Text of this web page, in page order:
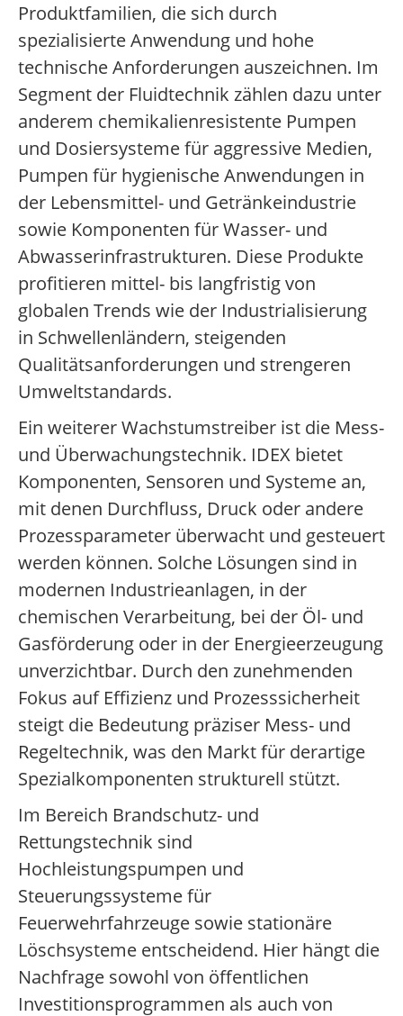
Produktfamilien, die sich durch
spezialisierte Anwendung und hohe
technische Anforderungen auszeichnen. Im
Segment der Fluidtechnik zählen dazu unter
anderem chemikalienresistente Pumpen
und Dosiersysteme für aggressive Medien,
Pumpen für hygienische Anwendungen in
der Lebensmittel- und Getränkeindustrie
sowie Komponenten für Wasser- und
Abwasserinfrastrukturen. Diese Produkte
profitieren mittel- bis langfristig von
globalen Trends wie der Industrialisierung
in Schwellenländern, steigenden
Qualitätsanforderungen und strengeren
Umweltstandards.
Ein weiterer Wachstumstreiber ist die Mess-
und Überwachungstechnik. IDEX bietet
Komponenten, Sensoren und Systeme an,
mit denen Durchfluss, Druck oder andere
Prozessparameter überwacht und gesteuert
werden können. Solche Lösungen sind in
modernen Industrieanlagen, in der
chemischen Verarbeitung, bei der Öl- und
Gasförderung oder in der Energieerzeugung
unverzichtbar. Durch den zunehmenden
Fokus auf Effizienz und Prozesssicherheit
steigt die Bedeutung präziser Mess- und
Regeltechnik, was den Markt für derartige
Spezialkomponenten strukturell stützt.
Im Bereich Brandschutz- und
Rettungstechnik sind
Hochleistungspumpen und
Steuerungssysteme für
Feuerwehrfahrzeuge sowie stationäre
Löschsysteme entscheidend. Hier hängt die
Nachfrage sowohl von öffentlichen
Investitionsprogrammen als auch von